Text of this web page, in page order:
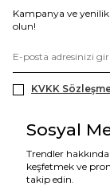
Kampanya ve
olun!
KVKK
Sosyal
Trendler
keşfetmek ve
takip edin.